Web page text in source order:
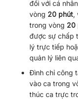
đối với cá
vòng 20 phút,
trong vòng 20
được sự chấp
lý trực tiếp
quản lý liên
Đình chỉ công
vào ca trong
thúc ca trực